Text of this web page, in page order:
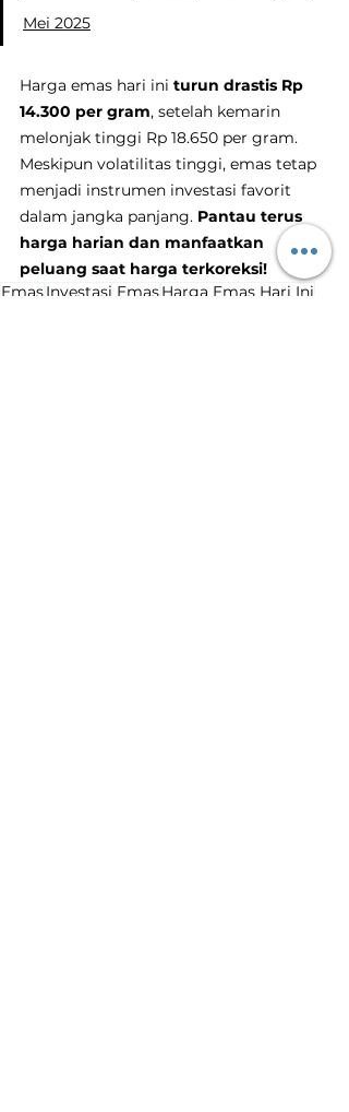
Mei 2025
Harga emas hari ini turun drastis Rp
14.300 per gram, setelah kemarin
melonjak tinggi Rp 18.650 per gram.
Meskipun volatilitas tinggi, emas tetap
menjadi instrumen investasi favorit
dalam jangka panjang. Pantau terus
harga harian dan manfaatkan
peluang saat harga terkoreksi!
EmasInvestasi EmasHarga Emas Hari Ini